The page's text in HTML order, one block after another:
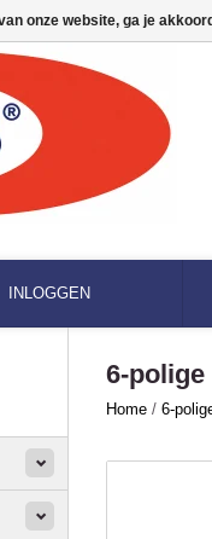
INLOGGEN
6-polige
Home / 6-
onze website, ga je